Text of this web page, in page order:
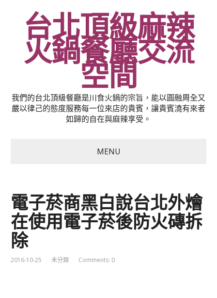
台北頂級麻辣
火鍋餐廳交流
空間
我們的台北頂級餐廳是川食火鍋的宗旨，能以圓融周全又
嚴以律己的態度服務每一位來店的貴賓，讓貴賓澆有來者
如歸的自在與麻辣享受。
MENU
電子菸商黑白說台北外燴
在使用電子菸後防火磚拆
除
2016-10-25 未分類 Comments: 0